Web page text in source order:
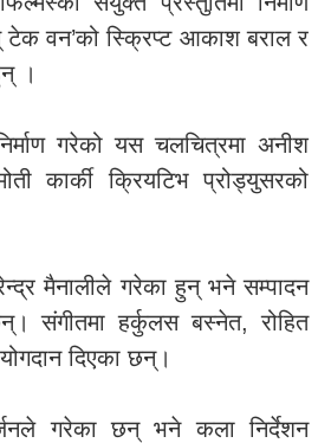
टेक वन’को स्क्रिप्ट आकाश बराल र
।
गरेको यस चलचित्रमा अनीश
कार्की क्रियटिभ प्रोड्युसरको
मैनालीले गरेका हुन् भने सम्पादन
संगीतमा हर्कुलस बस्नेत, रोहित
दिएका छन्।
गरेका छन् भने कला निर्देशन